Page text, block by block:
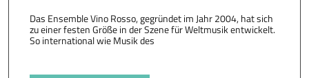
Das Ensemble Vino Rosso, gegründet im Jahr 2004, hat sich
zu einer festen Größe in der Szene für Weltmusik entwickelt.
So international wie Musik des